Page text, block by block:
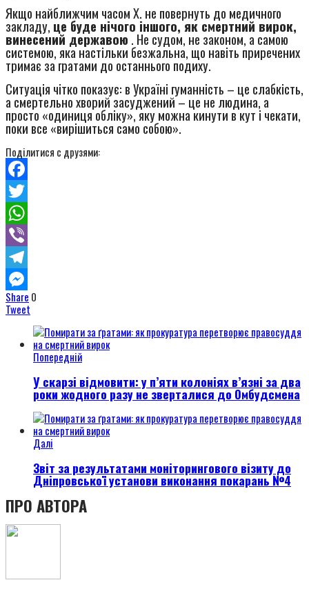
Якщо найближчим часом Х. не повернуть до медичного
закладу, це буде нічого іншого, як смертний вирок,
винесений державою . Не судом, не законом, а самою
системою, яка настільки безжальна, що навіть приречених
тримає за гратами до останнього подиху.
Ситуація чітко показує: в Україні гуманність – це слабкість,
а смертельно хворий засуджений – це не людина, а
просто «одиниця обліку», яку можна кинути в кут і чекати,
поки все «вирішиться само собою».
Поділитися с друзями:
Facebook
Twitter
WhatsApp
Viber
Telegram
Messenger
Share 0
Tweet
Попередній
У скарзі відмовити: у п’яти колоніях в’язні за два
роки жодного разу не зверталися до Омбудсмена
Далі
Звіт за результатами моніторингового візиту до
Дніпровської установи виконання покарань №4
ПРО АВТОРА